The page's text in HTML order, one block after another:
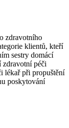
zdravotního
klientů, kteří
sestry domácí
zdravotní péči
lékař při propuštění
poskytování